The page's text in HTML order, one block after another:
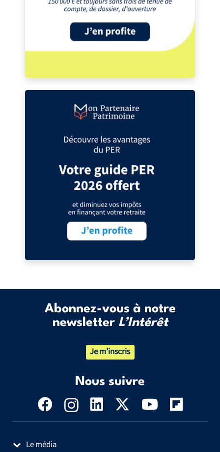
Abonnez-vous à notre
newsletter L’Intérêt
Je m’inscris
Nous suivre
Le média